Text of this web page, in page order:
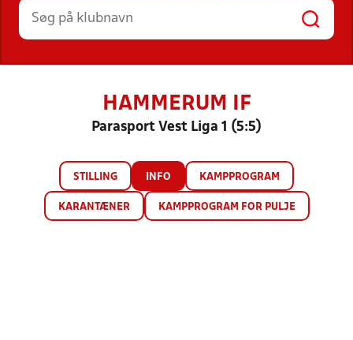
HAMMERUM IF
Parasport Vest Liga 1 (5:5)
STILLING INFO KAMPPROGRAM
KARANTÆNER KAMPPROGRAM FOR PULJE